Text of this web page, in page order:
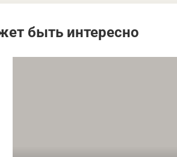
быть интересно